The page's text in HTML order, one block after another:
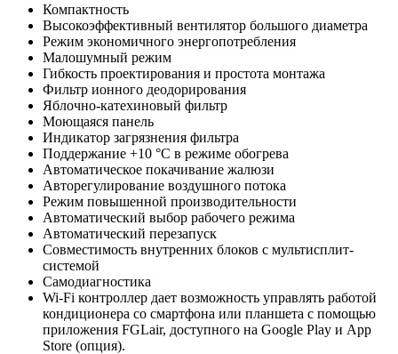
Компактность
Высокоэффективный вентилятор большого диаметра
Режим экономичного энергопотребления
Малошумный режим
Гибкость проектирования и простота монтажа
Фильтр ионного деодорирования
Яблочно-катехиновый фильтр
Моющаяся панель
Индикатор загрязнения фильтра
Поддержание +10 °С в режиме обогрева
Автоматическое покачивание жалюзи
Авторегулирование воздушного потока
Режим повышенной производительности
Автоматический выбор рабочего режима
Автоматический перезапуск
Совместимость внутренних блоков с мультисплит-
системой
Самодиагностика
Wi-Fi контроллер дает возможность управлять работой
кондиционера со смартфона или планшета с помощью
приложения FGLair, доступного на Google Play и App
Store (опция).